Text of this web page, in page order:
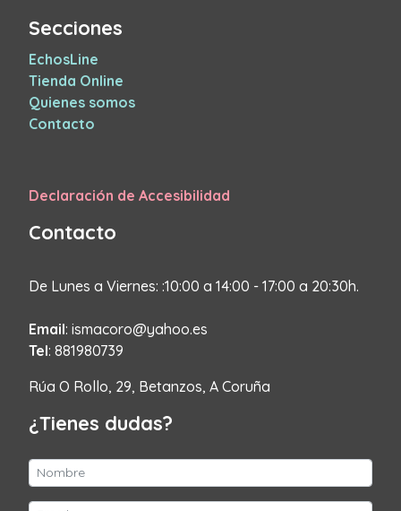
Secciones
EchosLine
Tienda Online
Quienes somos
Contacto
Declaración de Accesibilidad
Contacto
De Lunes a Viernes: :10:00 a 14:00 - 17:00 a 20:30h.
Email: ismacoro@yahoo.es
Tel: 881980739
Rúa O Rollo, 29, Betanzos, A Coruña
¿Tienes dudas?